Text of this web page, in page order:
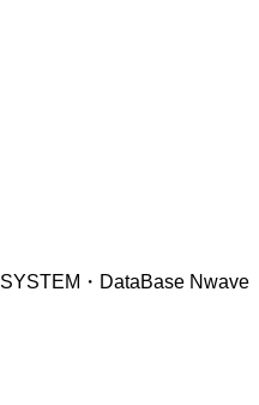
・DataBase Nwave